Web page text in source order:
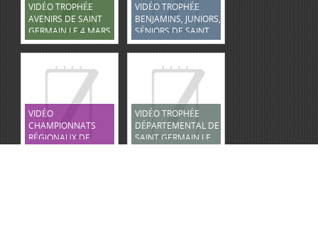
VIDÉO TROPHÉE
AVENIRS DE SAINT
GERMAIN LE 4 MARS
2023
VIDÉO TROPHÉE
BENJAMINS, JUNIORS,
SÉNIORS DE SAINT
GERMAIN LE 5 MARS
2023
VIDÉO
CHAMPIONNATS
RÉGIONAUX DE
VIDÉO TROPHÉE
DÉPARTEMENTAL DE
SAINT GERMAIN LE